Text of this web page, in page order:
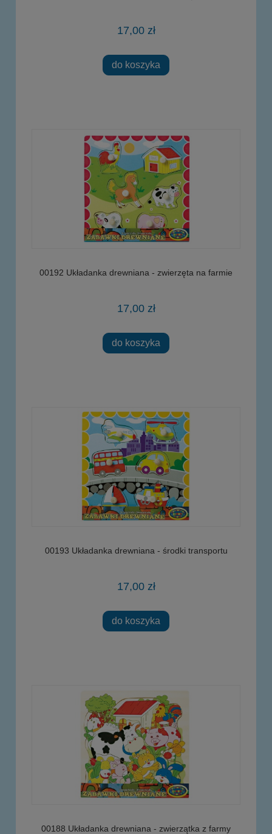
17,00 zł
do koszyka
00192 Układanka drewniana - zwierzęta na farmie
17,00 zł
do koszyka
00193 Układanka drewniana - środki transportu
17,00 zł
do koszyka
00188 Układanka drewniana - zwierzątka z farmy